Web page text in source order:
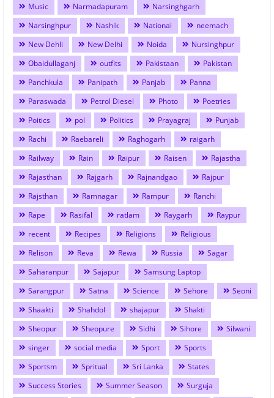
Music
Narmadapuram
Narsinghgarh
Narsinghpur
Nashik National
neemach
New Dehli
New Delhi Noida
Nursinghpur
Obaidullaganj
outfits Pakistaan
Pakistan
Panchkula
Panipath Panjab
Panna
Paraswada
Petrol Diesel Photo
Poetries
Poitics
pol Politics Prayagraj
Punjab
Rachi
Raebareli Raghogarh
raigarh
Railway
Rain Raipur Raisen
Rajastha
Rajasthan
Rajgarh Rajnandgao
Rajpur
Rajsthan
Ramnagar Rampur
Ranchi
Rape
Rasifal ratlam Raygarh
Raypur
recent
Recipes Religions
Religious
Relison
Reva Rewa Russia
Sagar
Saharanpur
Sajapur
Samsung Laptop
Sarangpur
Satna Science Sehore
Seoni
Shaakti
Shahdol shajapur
Shakti
Sheopur
Sheopure Sidhi Sihore
Silwani
singer
social media Sport
Sports
Sportsm
Spritual Sri Lanka
States
Success Stories
Summer Season
Surguja